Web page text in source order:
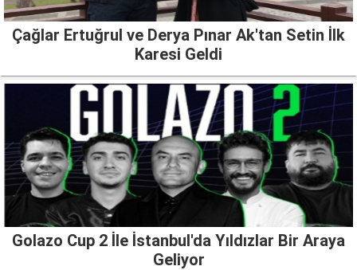
Çağlar Ertuğrul ve Derya Pınar Ak'tan Setin İlk
Karesi Geldi
Golazo Cup 2 İle İstanbul'da Yıldızlar Bir Araya
Geliyor